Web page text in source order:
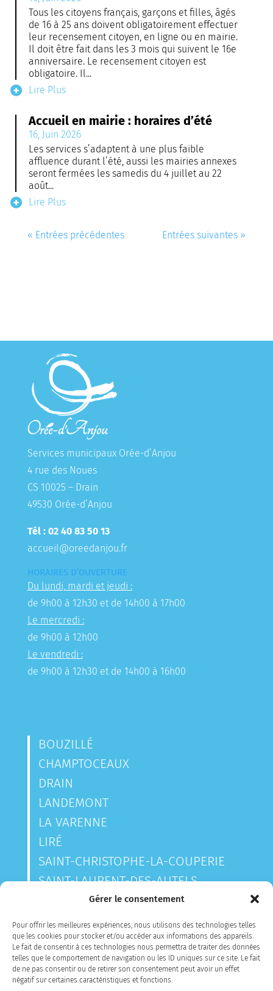
Gérer le consentement
Pour offrir les meilleures expériences, nous utilisons des technologies telles
que les cookies pour stocker et/ou accéder aux informations des appareils.
Le fait de consentir à ces technologies nous permettra de traiter des données
telles que le comportement de navigation ou les ID uniques sur ce site. Le fait
de ne pas consentir ou de retirer son consentement peut avoir un effet
négatif sur certaines caractéristiques et fonctions.
Tous les citoyens français, garçons et filles, âgés
de 16 à 25 ans doivent obligatoirement effectuer
leur recensement citoyen, en ligne ou en mairie.
Il doit être fait dans les 3 mois qui suivent le 16e
anniversaire. Le recensement citoyen est
obligatoire. Il...
Lire Plus
Accueil en mairie : horaires d’été
16, Juin 2026
Les services s’adaptent à une plus faible
affluence durant l’été, aussi les mairies annexes
seront fermées les samedis du 4 juillet au 22
août...
Lire Plus
« Entrées précédentes Entrées suivantes »
Services municipaux Orée-d’Anjou
4 rue des Noues
CS 10025 – Drain
49530 Orée-d’Anjou
Tél : 02 40 83 50 13
accueil@oreedanjou.fr
HORAIRES D’OUVERTURE
Du lundi, mardi et jeudi :
de 9h00 à 12h30 et de 14h00 à 17h00
Le mercredi :
de 9h00 à 12h00
Le vendredi :
de 9h00 à 12h30 et de 14h00 à 16h00
BOUZILLÉ
CHAMPTOCEAUX
DRAIN
LANDEMONT
LA VARENNE
LIRÉ
SAINT-CHRISTOPHE-LA-COUPERIE
SAINT-LAURENT-DES-AUTELS
SAINT-SAUVEUR-DE-LANDEMONT
CONTACTEZ-NOUS